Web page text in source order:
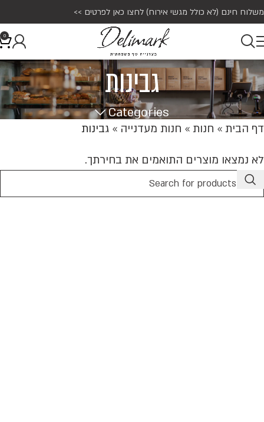
משלוח חינם (לא כולל מגשי אירוח) לחצו כאן לפרטים >>
0
גבינות
Categories
דף הבית » חנות » חנות מעדנייה » גבינות
לא נמצאו מוצרים התואמים את בחירתך.